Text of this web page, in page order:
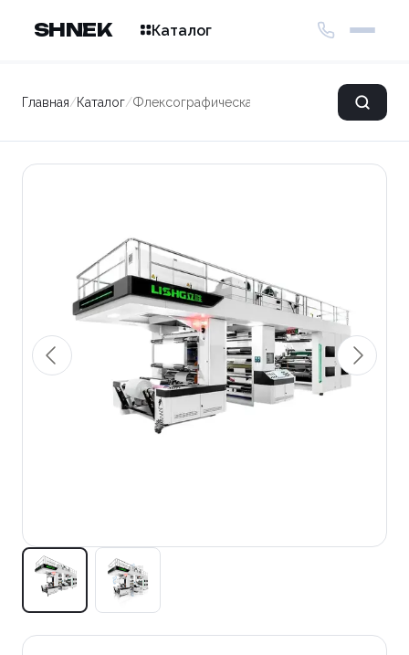
SHNEK Каталог
Главная/Каталог/Флексографическая печатная машина LS